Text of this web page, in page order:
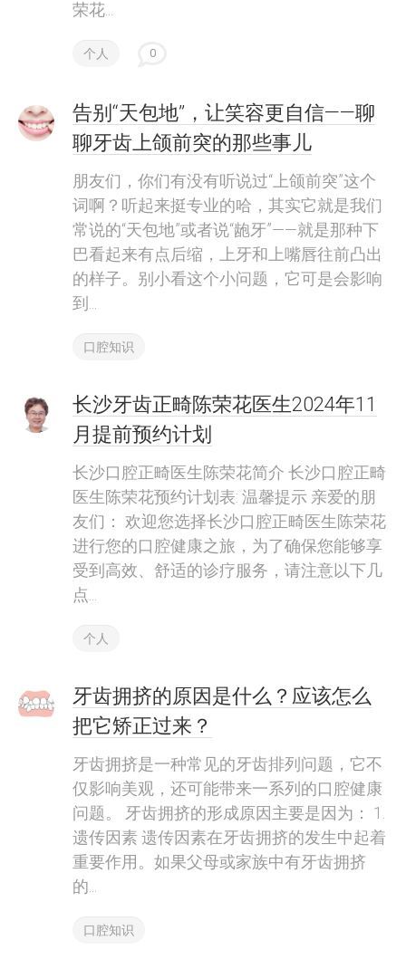
荣花...
个人 0
告别“天包地”，让笑容更自信——聊
聊牙齿上颌前突的那些事儿
朋友们，你们有没有听说过“上颌前突”这个
词啊？听起来挺专业的哈，其实它就是我们
常说的“天包地”或者说“龅牙”——就是那种下
巴看起来有点后缩，上牙和上嘴唇往前凸出
的样子。别小看这个小问题，它可是会影响
到...
口腔知识
长沙牙齿正畸陈荣花医生2024年11
月提前预约计划
长沙口腔正畸医生陈荣花简介 长沙口腔正畸
医生陈荣花预约计划表: 温馨提示 亲爱的朋
友们： 欢迎您选择长沙口腔正畸医生陈荣花
进行您的口腔健康之旅，为了确保您能够享
受到高效、舒适的诊疗服务，请注意以下几
点...
个人
牙齿拥挤的原因是什么？应该怎么
把它矫正过来？
牙齿拥挤是一种常见的牙齿排列问题，它不
仅影响美观，还可能带来一系列的口腔健康
问题。 牙齿拥挤的形成原因主要是因为： 1.
遗传因素 遗传因素在牙齿拥挤的发生中起着
重要作用。如果父母或家族中有牙齿拥挤
的...
口腔知识